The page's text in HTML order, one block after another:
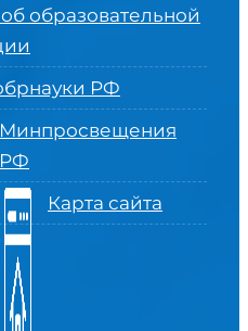
образовательной
РФ
Минпросвещения
РФ
Карта сайта